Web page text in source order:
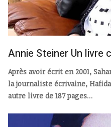
Annie Steiner Un livre
Après avoir écrit en 2001,
la journaliste écrivaine,
autre livre de 187 pages...